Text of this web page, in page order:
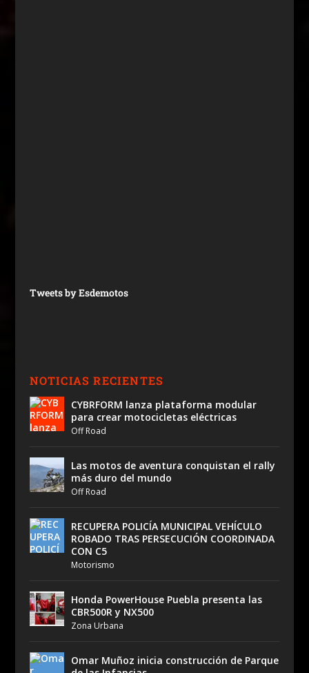
Tweets by Esdemotos
NOTICIAS RECIENTES
CYBRFORM lanza plataforma modular
para crear motocicletas eléctricas
Off Road
Las motos de aventura conquistan el rally
más duro del mundo
Off Road
RECUPERA POLICÍA MUNICIPAL VEHÍCULO
ROBADO TRAS PERSECUCIÓN COORDINADA
CON C5
Motorismo
Honda PowerHouse Puebla presenta las
CBR500R y NX500
Zona Urbana
Omar Muñoz inicia construcción de Parque